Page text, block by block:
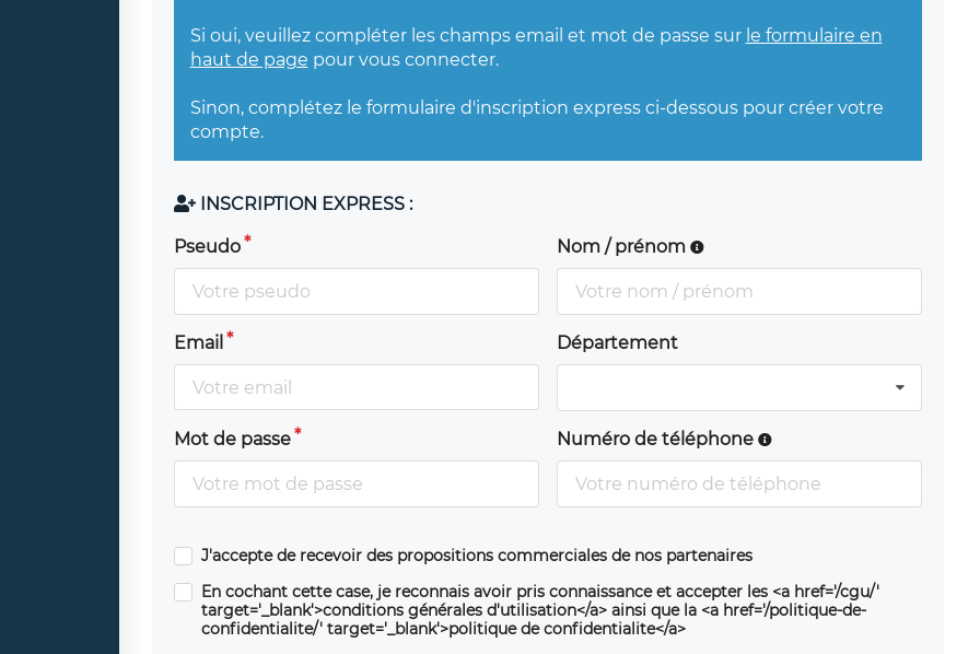
Si oui, veuillez compléter les champs email et mot de passe sur le formulaire en
haut de page pour vous connecter.
Sinon, complétez le formulaire d'inscription express ci-dessous pour créer votre
compte.
INSCRIPTION EXPRESS :
Pseudo Nom / prénom
Email Département
Mot de passe Numéro de téléphone
J'accepte de recevoir des propositions commerciales de nos partenaires
En cochant cette case, je reconnais avoir pris connaissance et accepter les <a href='/cgu/'
target='_blank'>conditions générales d'utilisation</a> ainsi que la <a href='/politique-de-
confidentialite/' target='_blank'>politique de confidentialite</a>